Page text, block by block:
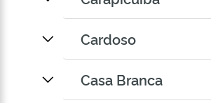
Cardoso
Casa Branca